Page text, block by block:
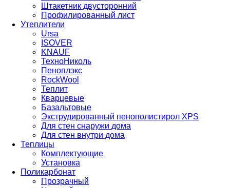
Штакетник двусторонний
Профилированный лист
Утеплители
Ursa
ISOVER
KNAUF
ТехноНиколь
Пеноплэкс
RockWool
Теплит
Кварцевые
Базальтовые
Экструдированный пенополистирол XPS
Для стен снаружи дома
Для стен внутри дома
Теплицы
Комплектующие
Установка
Поликарбонат
Прозрачный